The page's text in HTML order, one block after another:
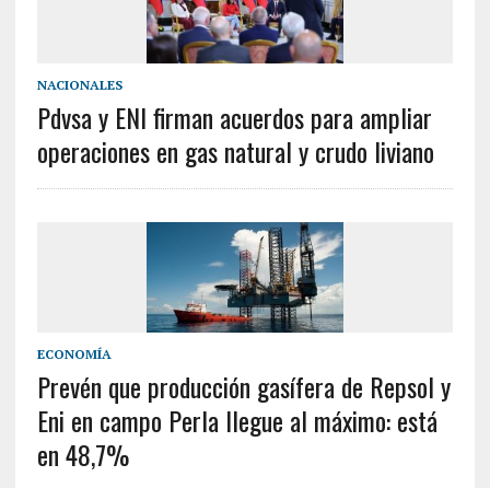
NACIONALES
Pdvsa y ENI firman acuerdos para ampliar
operaciones en gas natural y crudo liviano
ECONOMÍA
Prevén que producción gasífera de Repsol y
Eni en campo Perla llegue al máximo: está
en 48,7%